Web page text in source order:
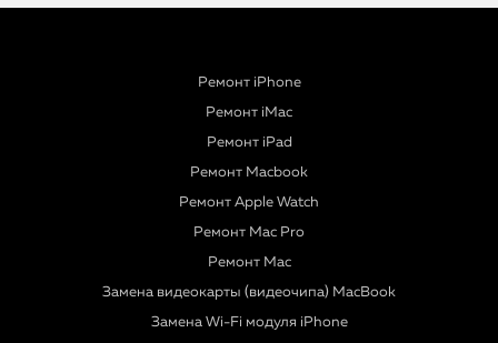
Ремонт iPhone
Ремонт iMac
Ремонт iPad
Ремонт Macbook
Ремонт Apple Watch
Ремонт Mac Pro
Ремонт Mac
Замена видеокарты (видеочипа) MacBook
Замена Wi-Fi модуля iPhone